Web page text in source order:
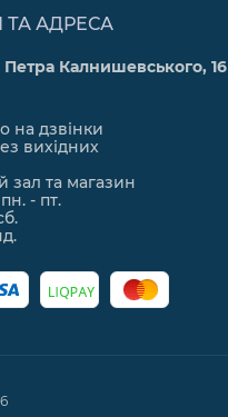
ТА АДРЕСА
Петра Калнишевського, 16
на дзвінки
вихідних
зал та магазин
- пт.